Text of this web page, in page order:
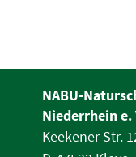
NABU-
Niederrhein e.
Keekener Str.